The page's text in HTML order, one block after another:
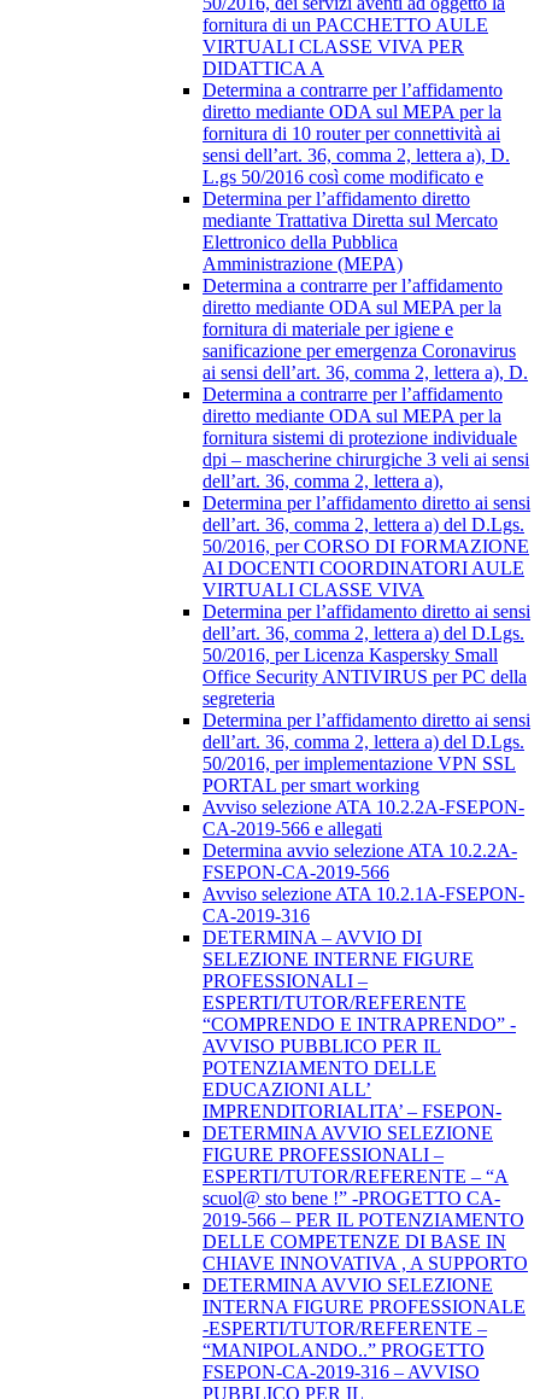
fornitura di un PACCHETTO AULE
VIRTUALI CLASSE VIVA PER
DIDATTICA A
Determina a contrarre per l’affidamento
diretto mediante ODA sul MEPA per la
fornitura di 10 router per connettività ai
sensi dell’art. 36, comma 2, lettera a), D.
L.gs 50/2016 così come modificato e
Determina per l’affidamento diretto
mediante Trattativa Diretta sul Mercato
Elettronico della Pubblica
Amministrazione (MEPA)
Determina a contrarre per l’affidamento
diretto mediante ODA sul MEPA per la
fornitura di materiale per igiene e
sanificazione per emergenza Coronavirus
ai sensi dell’art. 36, comma 2, lettera a), D.
Determina a contrarre per l’affidamento
diretto mediante ODA sul MEPA per la
fornitura sistemi di protezione individuale
dpi – mascherine chirurgiche 3 veli ai sensi
dell’art. 36, comma 2, lettera a),
Determina per l’affidamento diretto ai sensi
dell’art. 36, comma 2, lettera a) del D.Lgs.
50/2016, per CORSO DI FORMAZIONE
AI DOCENTI COORDINATORI AULE
VIRTUALI CLASSE VIVA
Determina per l’affidamento diretto ai sensi
dell’art. 36, comma 2, lettera a) del D.Lgs.
50/2016, per Licenza Kaspersky Small
Office Security ANTIVIRUS per PC della
segreteria
Determina per l’affidamento diretto ai sensi
dell’art. 36, comma 2, lettera a) del D.Lgs.
50/2016, per implementazione VPN SSL
PORTAL per smart working
Avviso selezione ATA 10.2.2A-FSEPON-
CA-2019-566 e allegati
Determina avvio selezione ATA 10.2.2A-
FSEPON-CA-2019-566
Avviso selezione ATA 10.2.1A-FSEPON-
CA-2019-316
DETERMINA – AVVIO DI
SELEZIONE INTERNE FIGURE
PROFESSIONALI –
ESPERTI/TUTOR/REFERENTE
“COMPRENDO E INTRAPRENDO” -
AVVISO PUBBLICO PER IL
POTENZIAMENTO DELLE
EDUCAZIONI ALL’
IMPRENDITORIALITA’ – FSEPON-
DETERMINA AVVIO SELEZIONE
FIGURE PROFESSIONALI –
ESPERTI/TUTOR/REFERENTE – “A
scuol@ sto bene !” -PROGETTO CA-
2019-566 – PER IL POTENZIAMENTO
DELLE COMPETENZE DI BASE IN
CHIAVE INNOVATIVA , A SUPPORTO
DETERMINA AVVIO SELEZIONE
INTERNA FIGURE PROFESSIONALE
-ESPERTI/TUTOR/REFERENTE –
“MANIPOLANDO..” PROGETTO
FSEPON-CA-2019-316 – AVVISO
PUBBLICO PER IL